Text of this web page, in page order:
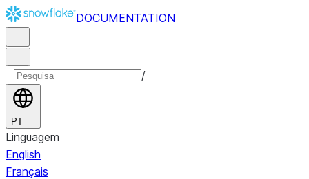
DOCUMENTATION
/
PT
Linguagem
English
Français